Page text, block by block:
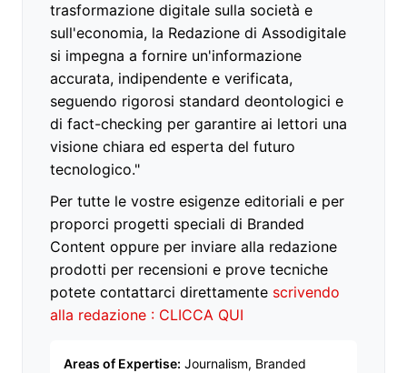
trasformazione digitale sulla società e
sull'economia, la Redazione di Assodigitale
si impegna a fornire un'informazione
accurata, indipendente e verificata,
seguendo rigorosi standard deontologici e
di fact-checking per garantire ai lettori una
visione chiara ed esperta del futuro
tecnologico."
Per tutte le vostre esigenze editoriali e per
proporci progetti speciali di Branded
Content oppure per inviare alla redazione
prodotti per recensioni e prove tecniche
potete contattarci direttamente scrivendo
alla redazione : CLICCA QUI
Areas of Expertise: Journalism, Branded